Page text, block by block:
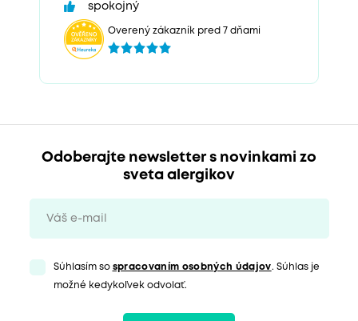
spokojný
Overený zákazník pred 7 dňami
Odoberajte newsletter s novinkami zo
sveta alergikov
Súhlasím so spracovaním osobných údajov. Súhlas je
možné kedykoľvek odvolať.